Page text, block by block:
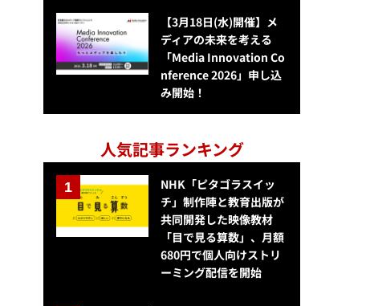
【3月18日(水)開催】メ
ディアの未来を考える
「Media Innovation Co
nference 2026」申し込
み開始！
人気記事ランキング
NHK「ピタゴラスイッ
チ」制作陣と教育出版が
共同開発した映像教材
「目で見る算数」、月額
680円で個人向けストリ
ーミング配信を開始